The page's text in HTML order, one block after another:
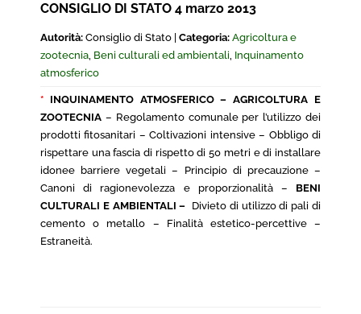
CONSIGLIO DI STATO 4 marzo 2013
Autorità: Consiglio di Stato | Categoria: Agricoltura e
zootecnia, Beni culturali ed ambientali, Inquinamento
atmosferico
* INQUINAMENTO ATMOSFERICO – AGRICOLTURA E
ZOOTECNIA – Regolamento comunale per l’utilizzo dei
prodotti fitosanitari – Coltivazioni intensive – Obbligo di
rispettare una fascia di rispetto di 50 metri e di installare
idonee barriere vegetali – Principio di precauzione –
Canoni di ragionevolezza e proporzionalità – BENI
CULTURALI E AMBIENTALI – Divieto di utilizzo di pali di
cemento o metallo – Finalità estetico-percettive –
Estraneità.